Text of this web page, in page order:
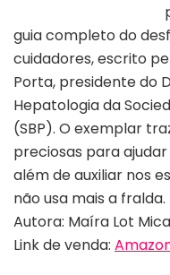
guia completo do
cuidadores, escrito
Porta, presidente do
Hepatologia da
(SBP). O exemplar
preciosas para
além de auxiliar nos
não usa mais a
Autora: Maíra Lot
Link de venda: